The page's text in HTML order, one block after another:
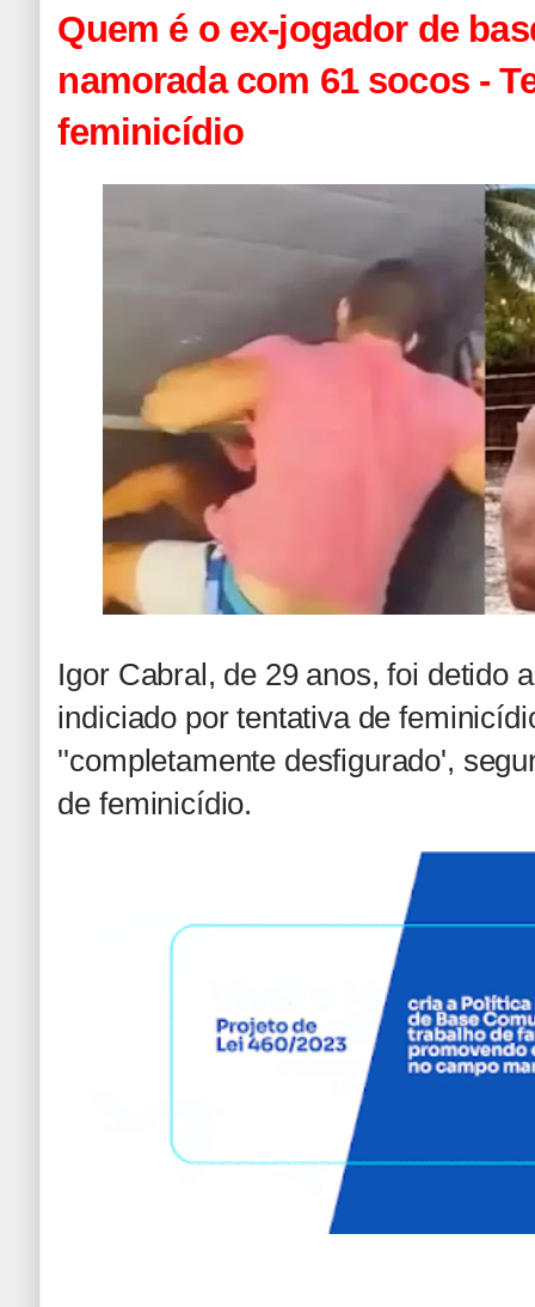
Quem é o ex-jogador de
namorada com 61 socos -
feminicídio
Igor Cabral, de 29 anos, foi detido
indiciado por tentativa de
''completamente desfigurado',
de feminicídio.